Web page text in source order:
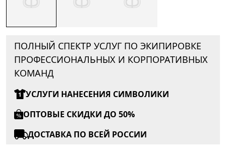
ПОЛНЫЙ СПЕКТР УСЛУГ ПО ЭКИПИРОВКЕ
ПРОФЕССИОНАЛЬНЫХ И КОРПОРАТИВНЫХ
КОМАНД
УСЛУГИ НАНЕСЕНИЯ СИМВОЛИКИ
ОПТОВЫЕ СКИДКИ ДО 50%
ДОСТАВКА ПО ВСЕЙ РОССИИ